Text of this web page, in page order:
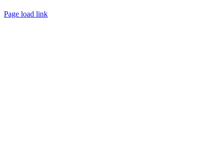
Page load link